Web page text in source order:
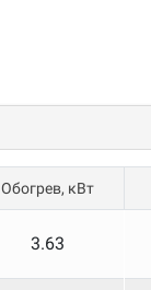
Обогрев, кВт
3.63